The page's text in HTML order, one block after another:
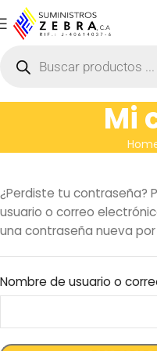
Mi
¿Perdiste tu contraseña?
usuario o correo
una contraseña nueva
Nombre de usuario o